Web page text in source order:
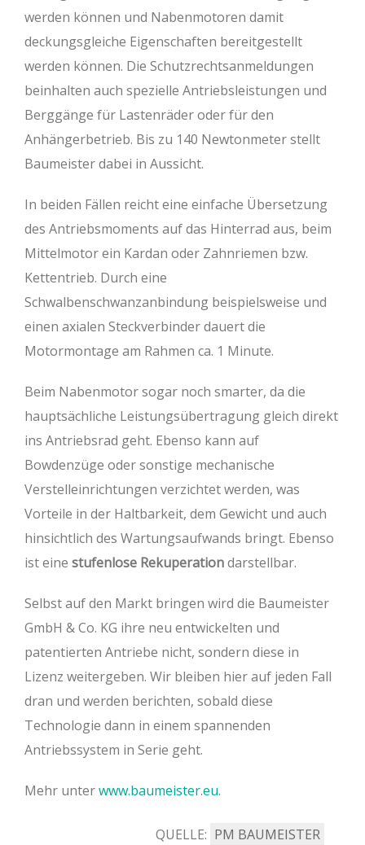
werden können und Nabenmotoren damit
deckungsgleiche Eigenschaften bereitgestellt
werden können. Die Schutzrechtsanmeldungen
beinhalten auch spezielle Antriebsleistungen und
Berggänge für Lastenräder oder für den
Anhängerbetrieb. Bis zu 140 Newtonmeter stellt
Baumeister dabei in Aussicht.
In beiden Fällen reicht eine einfache Übersetzung
des Antriebsmoments auf das Hinterrad aus, beim
Mittelmotor ein Kardan oder Zahnriemen bzw.
Kettentrieb. Durch eine
Schwalbenschwanzanbindung beispielsweise und
einen axialen Steckverbinder dauert die
Motormontage am Rahmen ca. 1 Minute.
Beim Nabenmotor sogar noch smarter, da die
hauptsächliche Leistungsübertragung gleich direkt
ins Antriebsrad geht. Ebenso kann auf
Bowdenzüge oder sonstige mechanische
Verstelleinrichtungen verzichtet werden, was
Vorteile in der Haltbarkeit, dem Gewicht und auch
hinsichtlich des Wartungsaufwands bringt. Ebenso
ist eine stufenlose Rekuperationdarstellbar.
Selbst auf den Markt bringen wird die Baumeister
GmbH & Co. KG ihre neu entwickelten und
patentierten Antriebe nicht, sondern diese in
Lizenz weitergeben. Wir bleiben hier auf jeden Fall
dran und werden berichten, sobald diese
Technologie dann in einem spannenden
Antriebssystem in Serie geht.
Mehr unterwww.baumeister.eu.
QUELLE: PM BAUMEISTER